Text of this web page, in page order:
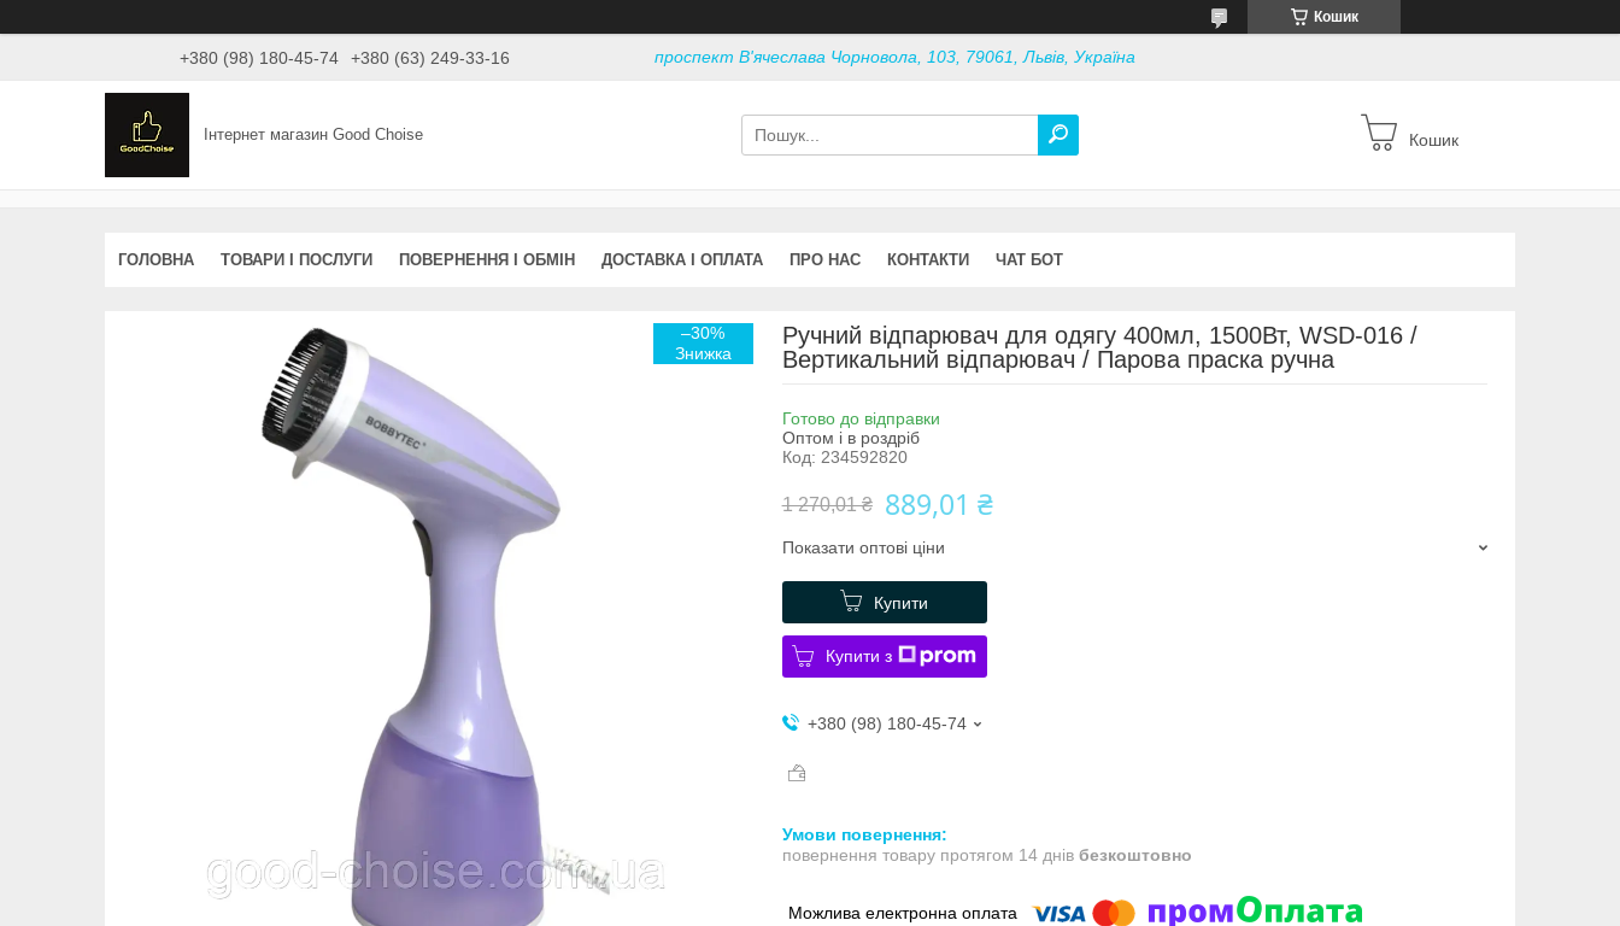
Кошик
+380 (98) 180-45-74 +380 (63) 249-33-16 проспект В'ячеслава Чорновола, 103, 79061, Львів, Україна
Інтернет магазин Good Choise Кошик
ГОЛОВНА ТОВАРИ І ПОСЛУГИ ПОВЕРНЕННЯ І ОБМІН ДОСТАВКА І ОПЛАТА ПРО НАС КОНТАКТИ ЧАТ БОТ
–30%
Ручний відпарювач для одягу 400мл, 1500Вт, WSD-016 /
Вертикальний відпарювач / Парова праска ручна
Готово до відправки
Оптом і в роздріб
Код: 234592820
1 270,01 ₴ 889,01 ₴
Показати оптові ціни
Купити
Купити з
+380 (98) 180-45-74
повернення товару протягом 14 днів безкоштовно